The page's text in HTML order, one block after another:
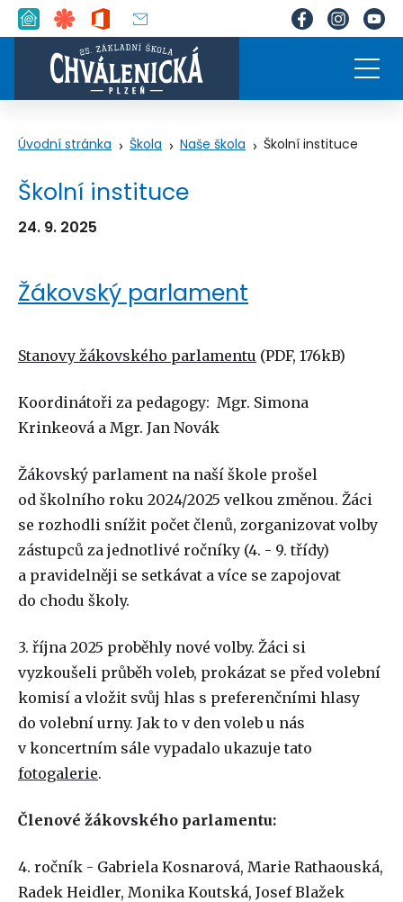
Úvodní stránka Škola Naše škola Školní instituce
Školní instituce
24. 9. 2025
Žákovský parlament
Stanovy žákovského parlamentu (PDF, 176kB)
Koordinátoři za pedagogy: Mgr. Simona
Krinkeová a Mgr. Jan Novák
Žákovský parlament na naší škole prošel
od školního roku 2024/2025 velkou změnou. Žáci
se rozhodli snížit počet členů, zorganizovat volby
zástupců za jednotlivé ročníky (4. - 9. třídy)
a pravidelněji se setkávat a více se zapojovat
do chodu školy.
3. října 2025 proběhly nové volby. Žáci si
vyzkoušeli průběh voleb, prokázat se před volební
komisí a vložit svůj hlas s preferenčními hlasy
do volební urny. Jak to v den voleb u nás
v koncertním sále vypadalo ukazuje tato
fotogalerie.
Členové žákovského parlamentu:
4. ročník - Gabriela Kosnarová, Marie Rathaouská,
Radek Heidler, Monika Koutská, Josef Blažek